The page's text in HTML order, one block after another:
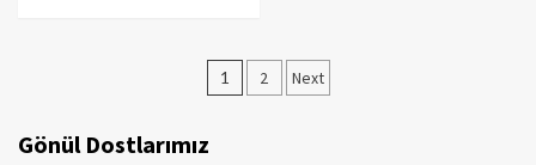
Yazı
1 2 Next
Gönül Dostlarımız